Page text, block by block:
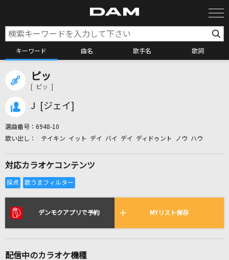
キーワード 曲名 歌手名 歌詞
リアルタイムで歌われている曲の一覧
ピッ
[ ピッ ]
J [ジェイ]
選曲番号： 6948-10
テイキン イット デイ バイ デイ ディドゥント ノウ ハウ
対応カラオケコンテンツ
デンモクアプリで予約 MYリスト保存
配信中のカラオケ機種